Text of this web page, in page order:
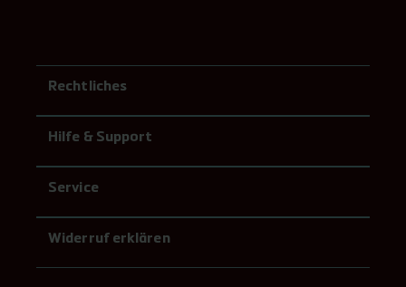
Rechtliches
Hilfe & Support
Service
Widerruf erklären